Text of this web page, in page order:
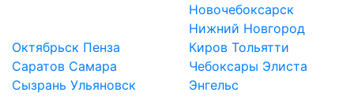
Новочебоксарск
Нижний Новгород
Октябрьск Пенза
Саратов Самара
Сызрань Ульяновск
Киров Тольятти
Чебоксары Элиста
Энгельс